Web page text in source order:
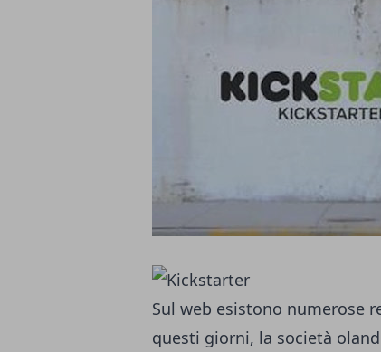
Sul web esistono numerose
questi giorni, la società